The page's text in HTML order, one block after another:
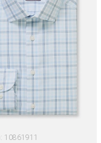
10861911